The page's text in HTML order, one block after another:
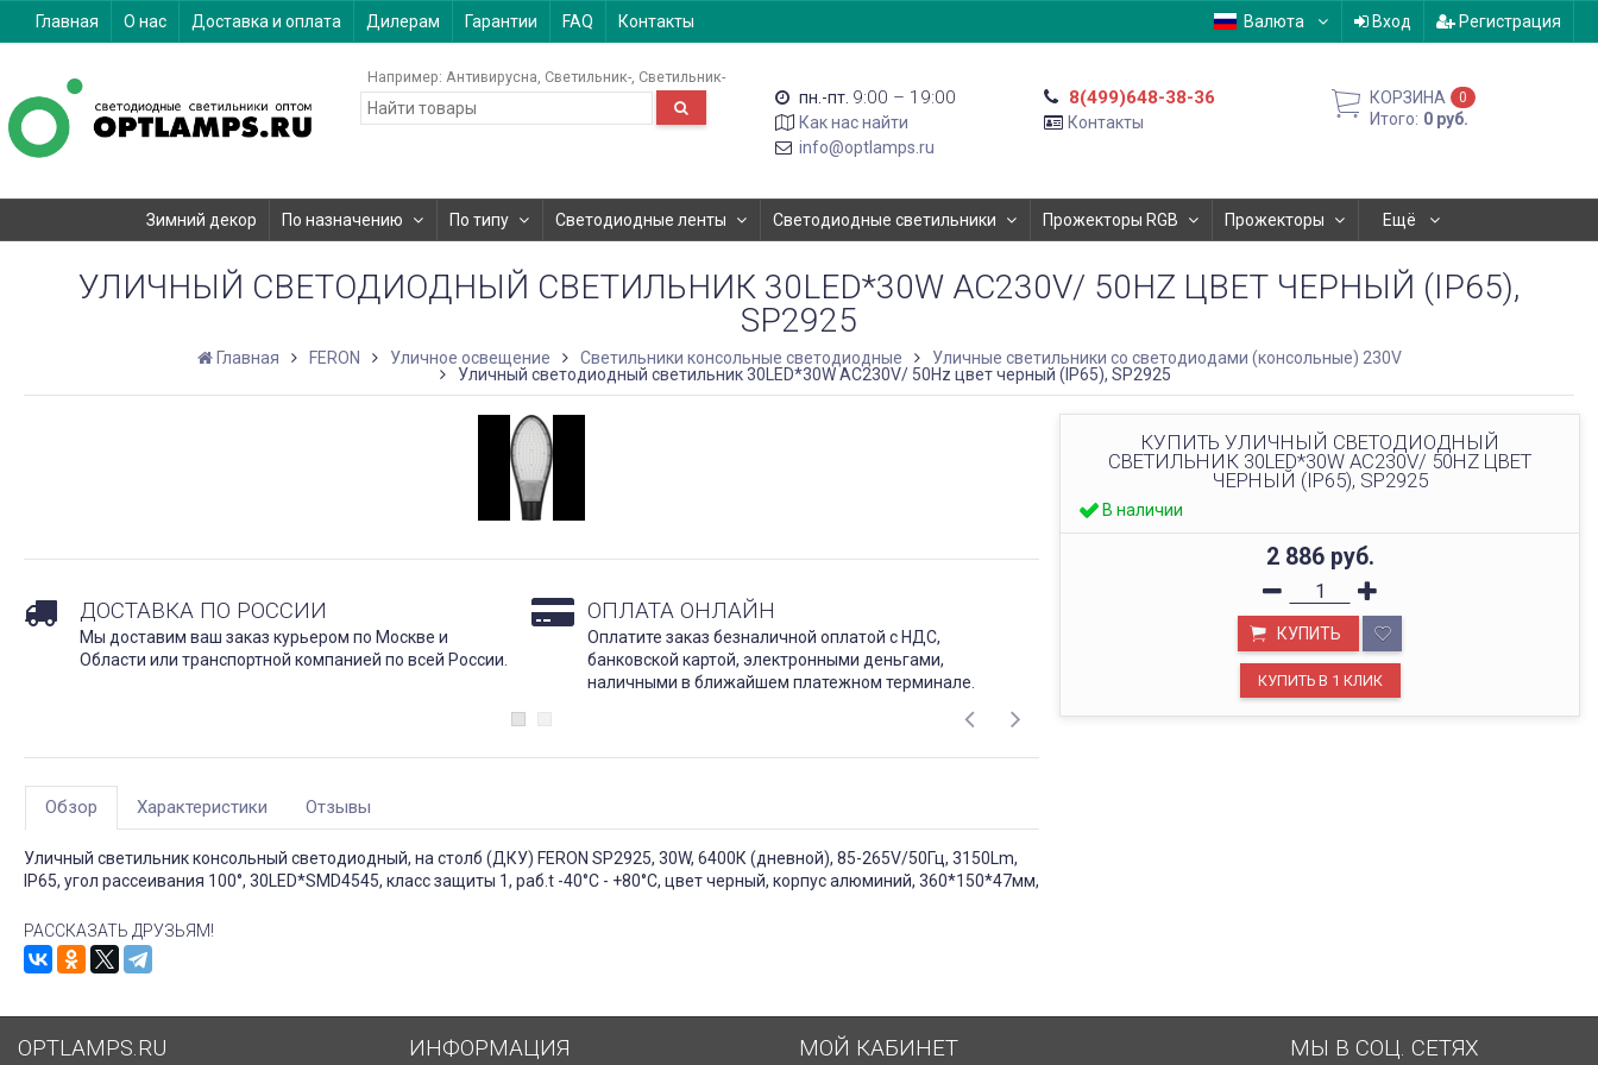
Главная О нас Доставка и оплата Дилерам Гарантии FAQ Контакты Валюта Вход Регистрация
Например: Антивирусна Светильник- Светильник-
пн.-пт. 9:00 – 19:00
Как нас найти
info@optlamps.ru
8(499)648-38-36
Контакты
КОРЗИНА 0
Итого: 0 руб.
Зимний декор По назначению По типу Светодиодные ленты Светодиодные светильники Прожекторы RGB Прожекторы Ещё
УЛИЧНЫЙ СВЕТОДИОДНЫЙ СВЕТИЛЬНИК 30LED*30W AC230V/ 50HZ ЦВЕТ ЧЕРНЫЙ (IP65),
SP2925
Главная FERON Уличное освещение Светильники консольные светодиодные
Уличные светильники со светодиодами (консольные) 230V
Уличный светодиодный светильник 30LED*30W AC230V/ 50Hz цвет черный (IP65), SP2925
КУПИТЬ УЛИЧНЫЙ СВЕТОДИОДНЫЙ
СВЕТИЛЬНИК 30LED*30W AC230V/ 50HZ ЦВЕТ
ЧЕРНЫЙ (IP65), SP2925
В наличии
2 886 руб.
КУПИТЬ
ДОСТАВКА ПО РОССИИ
Мы доставим ваш заказ курьером по Москве и
Области или транспортной компанией по всей России.
ОПЛАТА ОНЛАЙН
Оплатите заказ безналичной оплатой с НДС,
банковской картой, электронными деньгами,
наличными в ближайшем платежном терминале.
ОФИС В МОСКВЕ
Будем рады видеть вас в нашем офисе по адресу г.
Москва, Павелецкая наб., д. 2, стр. 2.
Обзор Характеристики Отзывы
Уличный светильник консольный светодиодный, на столб (ДКУ) FERON SP2925, 30W, 6400К (дневной), 85-265V/50Гц, 3150Lm,
IP65, угол рассеивания 100°, 30LED*SMD4545, класс защиты 1, раб.t -40°C - +80°C, цвет черный, корпус алюминий, 360*150*47мм,
РАССКАЗАТЬ ДРУЗЬЯМ!
OPTLAMPS.RU ИНФОРМАЦИЯ МОЙ КАБИНЕТ МЫ В СОЦ. СЕТЯХ